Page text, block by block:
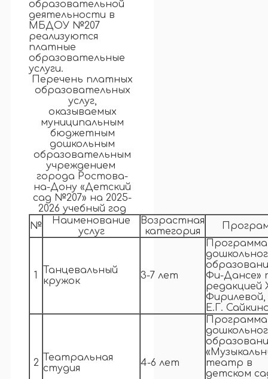
образовательной
деятельности в
МБДОУ №207
реализуются
платные
образовательные
услуги.
Перечень платных
образовательных
услуг,
оказываемых
муниципальным
бюджетным
дошкольным
образовательным
учреждением
города Ростова-
на-Дону «Детский
сад №207» на2025-
2026 учебный год
№
Наименование
услуг
Возрастная
категория
1
Танцевальный
кружок
3-7 лет
Программа
Фи-Дансе»
редакцией
Фирилевой,
Е.Г.
2 Театральная
студия
4-6 лет
Программа
театр в
детском